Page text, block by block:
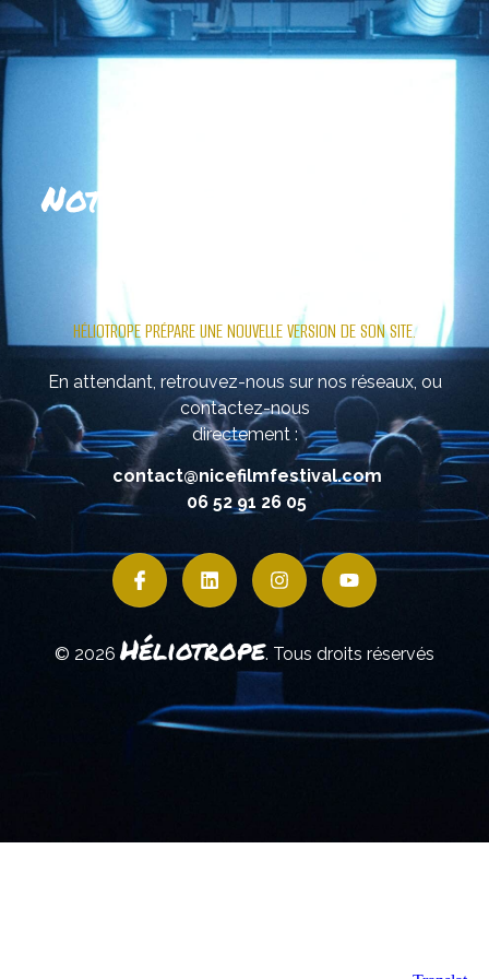
Notre site se refait une
HÉLIOTROPE PRÉPARE UNE NOUVELLE VERSION DE SON SITE.
En attendant, retrouvez-nous sur nos réseaux, ou
contactez-nous
directement :
contact@nicefilmfestival.com
06 52 91 26 05
© 2026Héliotrope. Tous droits réservés